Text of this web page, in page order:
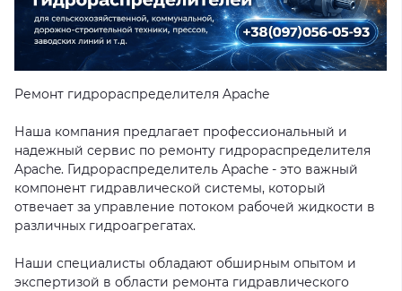
Ремонт гидрораспределителя Apache
Наша компания предлагает профессиональный и
надежный сервис по ремонту гидрораспределителя
Apache. Гидрораспределитель Apache - это важный
компонент гидравлической системы, который
отвечает за управление потоком рабочей жидкости в
различных гидроагрегатах.
Наши специалисты обладают обширным опытом и
экспертизой в области ремонта гидравлического